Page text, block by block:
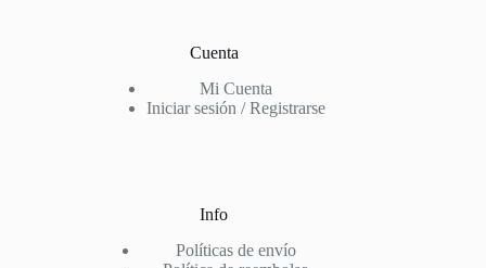
Cuenta
Mi Cuenta
Iniciar sesión / Registrarse
Info
Políticas de envío